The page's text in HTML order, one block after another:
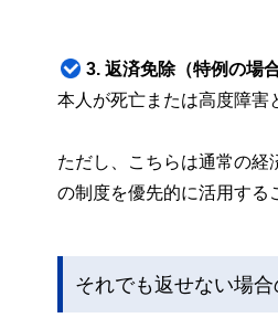
3. 返済免除（特例の場
本人が死亡または高度障害
ただし、こちらは通常の経
の制度を優先的に活用する
それでも返せない場